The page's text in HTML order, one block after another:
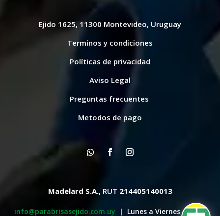
Ejido 1625, 11300 Montevideo, Uruguay
Terminos y condiciones
Políticas de privacidad
Aviso Legal
Preguntas frecuentes
Metodos de pago
Madelard S.A., RUT 214405140013
info@parabrisasejido.com.uy | Lunes a Viernes de 8:30